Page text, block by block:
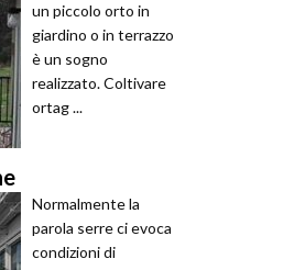
un piccolo orto in
giardino o in terrazzo
è un sogno
realizzato. Coltivare
ortag ...
Normalmente la
parola serre ci evoca
condizioni di